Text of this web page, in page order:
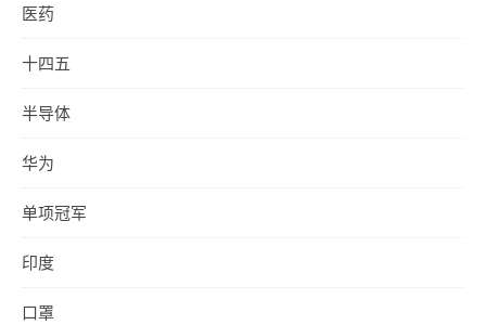
医药
十四五
半导体
华为
单项冠军
印度
口罩